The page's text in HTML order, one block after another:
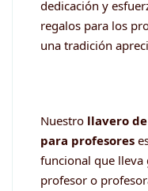
dedicación y
regalos para los
una tradición
Nuestro llavero
para profesores
funcional que
profesor o